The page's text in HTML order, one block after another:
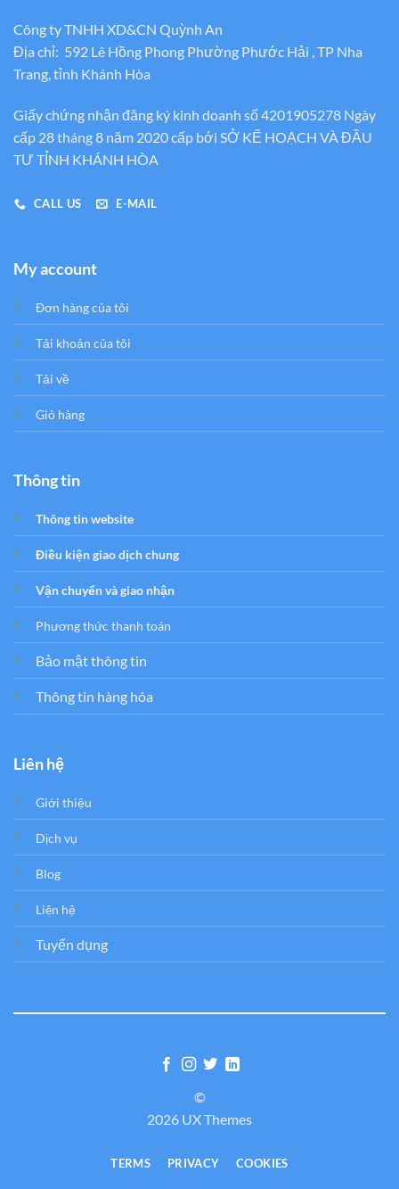
Công ty TNHH XD&CN Quỳnh An
Địa chỉ: 592 Lê Hồng Phong Phường Phước Hải , TP Nha
Trang, tỉnh Khánh Hòa
Giấy chứng nhận đăng ký kinh doanh số 4201905278 Ngày
cấp 28 tháng 8 năm 2020 cấp bới SỞ KẾ HOẠCH VÀ ĐẦU
TƯ TỈNH KHÁNH HÒA
CALL US E-MAIL
My account
Đơn hàng của tôi
Tải khoản của tôi
Tải về
Giỏ hàng
Thông tin
Thông tin website
Điều kiện giao dịch chung
Vận chuyển và giao nhận
Phương thức thanh toán
Bảo mật thông tin
Thông tin hàng hóa
Liên hệ
Giới thiệu
Dịch vụ
Blog
Liên hệ
Tuyển dụng
©
2026 UX Themes
TERMS PRIVACY COOKIES